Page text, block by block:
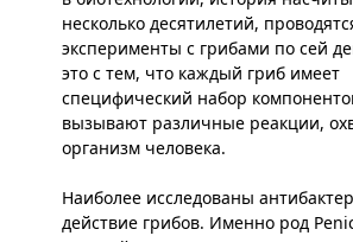
несколько десятилетий,
эксперименты с грибами по сей
это с тем, что каждый гриб имеет
специфический набор
вызывают различные реакции,
организм человека.
Наиболее исследованы
действие грибов. Именно род